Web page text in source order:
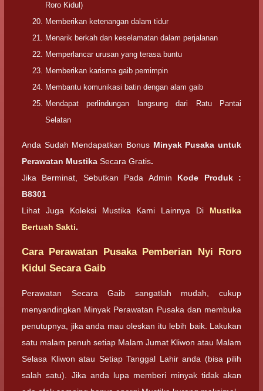
Roro Kidul)
Memberikan ketenangan dalam tidur
Menarik berkah dan keselamatan dalam perjalanan
Memperlancar urusan yang terasa buntu
Memberikan karisma gaib pemimpin
Membantu komunikasi batin dengan alam gaib
Mendapat perlindungan langsung dari Ratu Pantai
Selatan
Anda Sudah Mendapatkan Bonus Minyak Pusaka untuk
Perawatan Mustika Secara Gratis.
Jika Berminat, Sebutkan Pada Admin Kode Produk :
B8301
Lihat Juga Koleksi Mustika Kami Lainnya Di Mustika
Bertuah Sakti.
Cara Perawatan Pusaka Pemberian Nyi Roro
Kidul Secara Gaib
Perawatan Secara Gaib sangatlah mudah, cukup
menyandingkan Minyak Perawatan Pusaka dan membuka
penutupnya, jika anda mau oleskan itu lebih baik. Lakukan
satu malam penuh setiap Malam Jumat Kliwon atau Malam
Selasa Kliwon atau Setiap Tanggal Lahir anda (bisa pilih
salah satu). Jika anda lupa memberi minyak tidak akan